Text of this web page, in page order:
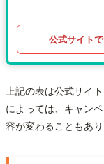
公式サイト
上記の表は公式サイ
によっては、キャン
容が変わることもあ